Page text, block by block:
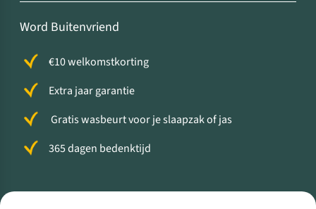
Word Buitenvriend
€10 welkomstkorting
Extra jaar garantie
Gratis wasbeurt voor je slaapzak of jas
365 dagen bedenktijd